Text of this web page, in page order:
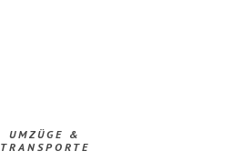
UMZÜGE &
TRANSPORTE